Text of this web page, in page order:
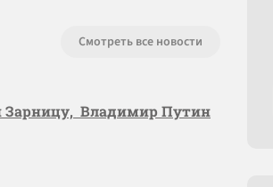
Смотреть все новости
Зарницу, Владимир Путин